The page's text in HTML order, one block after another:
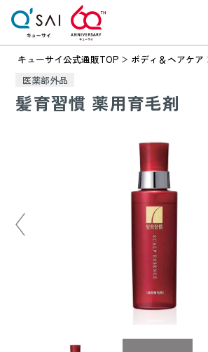
キューサイ公式通販TOP ボディ＆ヘアケア
医薬部外品
髪育習慣 薬用育毛剤